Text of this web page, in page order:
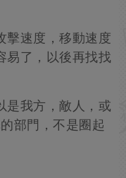
擊速度，移動速度
易了，以後再找找
是我方，敵人，或
部門，不是圈起